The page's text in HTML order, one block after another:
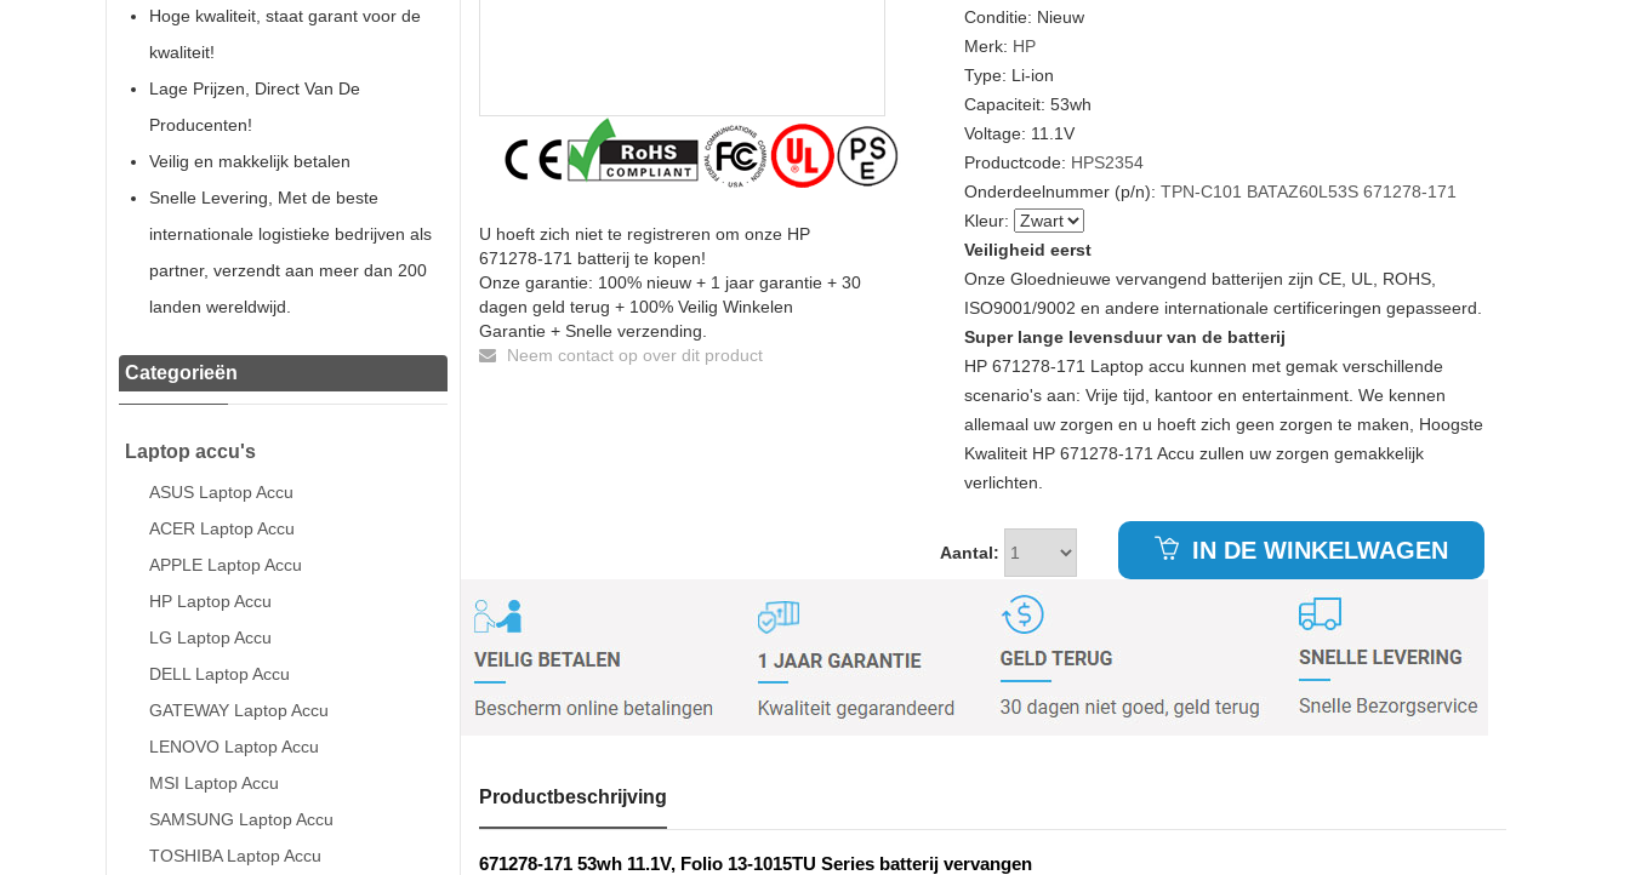
Hoge kwaliteit, staat garant voor de
kwaliteit!
Lage Prijzen, Direct Van De
Producenten!
Veilig en makkelijk betalen
Snelle Levering, Met de beste
internationale logistieke bedrijven als
partner, verzendt aan meer dan 200
landen wereldwijd.
Categorieën
Laptop accu's
ASUS Laptop Accu
ACER Laptop Accu
APPLE Laptop Accu
HP Laptop Accu
LG Laptop Accu
DELL Laptop Accu
GATEWAY Laptop Accu
LENOVO Laptop Accu
MSI Laptop Accu
SAMSUNG Laptop Accu
TOSHIBA Laptop Accu
U hoeft zich niet te registreren om onze HP
671278-171 batterij te kopen!
Onze garantie: 100% nieuw + 1 jaar garantie + 30
dagen geld terug + 100% Veilig Winkelen
Garantie + Snelle verzending.
Neem contact op over dit product
Conditie: Nieuw
Merk: HP
Type: Li-ion
Capaciteit: 53wh
Voltage: 11.1V
Productcode: HPS2354
Onderdeelnummer (p/n):TPN-C101 BATAZ60L53S 671278-171
Kleur:
Veiligheid eerst
Onze Gloednieuwe vervangend batterijen zijn CE, UL, ROHS,
ISO9001/9002 en andere internationale certificeringen gepasseerd.
Super lange levensduur van de batterij
HP 671278-171 Laptop accu kunnen met gemak verschillende
scenario's aan: Vrije tijd, kantoor en entertainment. We kennen
allemaal uw zorgen en u hoeft zich geen zorgen te maken, Hoogste
Kwaliteit HP 671278-171 Accu zullen uw zorgen gemakkelijk
verlichten.
Aantal: IN DE WINKELWAGEN
Productbeschrijving
671278-171 53wh 11.1V, Folio 13-1015TU Series batterij vervangen